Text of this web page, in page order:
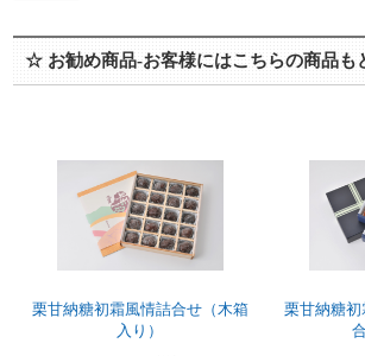
☆ お勧め商品-お客様にはこちらの商品
栗甘納糖初霜風情詰合せ（木箱
入り）
栗甘納糖